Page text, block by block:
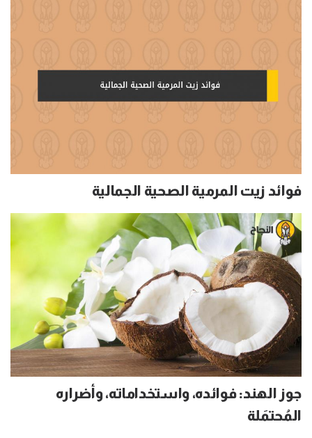
فوائد زيت المرمية الصحية الجمالية
جوز الهند: فوائده، واستخداماته، وأضراره
المُحتمَلة